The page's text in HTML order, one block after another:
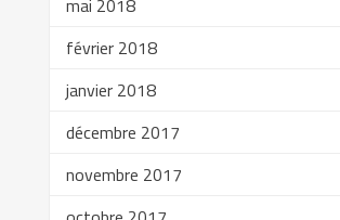
mai 2018
février 2018
janvier 2018
décembre 2017
novembre 2017